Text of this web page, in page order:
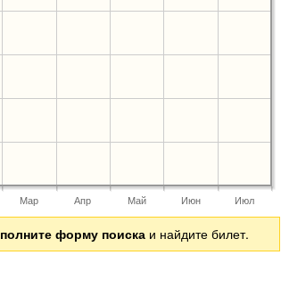
Мар Апр Май Июн Июл
форму поиска и найдите билет.